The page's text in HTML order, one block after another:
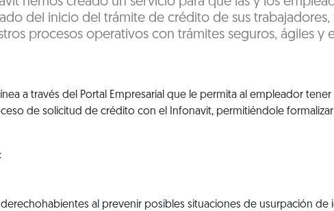
del inicio del trámite de crédito de sus
procesos operativos con trámites seguros, ágiles y
a través del Portal Empresarial que le permita al empleador
de solicitud de crédito con el Infonavit, permitiéndole
al prevenir posibles situaciones de usurpación de